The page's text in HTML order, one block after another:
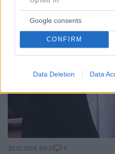
Google consents
CONFIRM
Data Deletion Data
30.12.2019, 09:31 4